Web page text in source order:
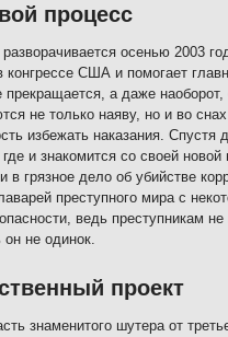
процесс
осенью 2003
конгрессе США и помогает
прекращается, а даже
не только наяву, но и во
избежать наказания.
и знакомится со своей
в грязное дело об убийстве
преступного мира с
ведь преступникам
он не одинок.
проект
знаменитого шутера от